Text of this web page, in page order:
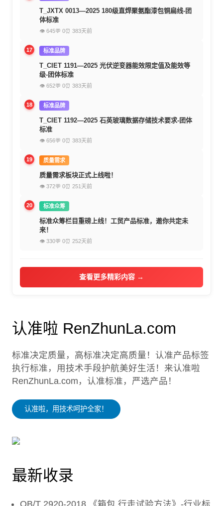
T_JXTX 0013—2025 180级直焊聚氨酯漆包铜扁线-团
体标准
👁 645💬 0⏰ 383天前
17 标准品牌
T_CIET 1191—2025 光伏逆变器能效限定值及能效等
级-团体标准
👁 652💬 0⏰ 383天前
18 标准品牌
T_CIET 1192—2025 石英玻璃数据存储技术要求-团体
标准
👁 656💬 0⏰ 383天前
19 质量需求
质量需求板块正式上线啦！
👁 372💬 0⏰ 251天前
20 标准众筹
标准众筹栏目重磅上线！工贸产品标准，邀你共定未
来！
👁 330💬 0⏰ 252天前
查看更多精彩内容 →
认准啦 RenZhunLa.com
标准决定质量，高标准决定高质量！认准产品标签
执行标准，用技术手段护航美好生活！来认准啦
RenZhunLa.com，认准标准，严选产品！
认准啦，用技术呵护全家！
最新收录